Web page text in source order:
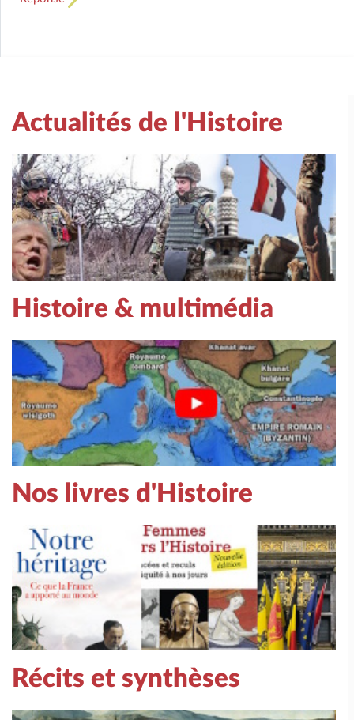
Actualités de l'Histoire
Histoire & multimédia
Nos livres d'Histoire
Récits et synthèses